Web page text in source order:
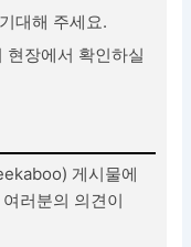
대해 주세요.
현장에서 확인하실
게시물에
러분의 의견이